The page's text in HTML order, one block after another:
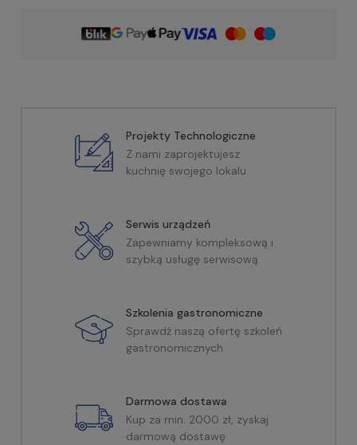
Projekty Technologiczne
Z nami zaprojektujesz
kuchnię swojego lokalu
Serwis urządzeń
Zapewniamy kompleksową i
szybką usługę serwisową
Szkolenia gastronomiczne
Sprawdź naszą ofertę szkoleń
gastronomicznych
Darmowa dostawa
Kup za min. 2000 zł, zyskaj
darmową dostawę